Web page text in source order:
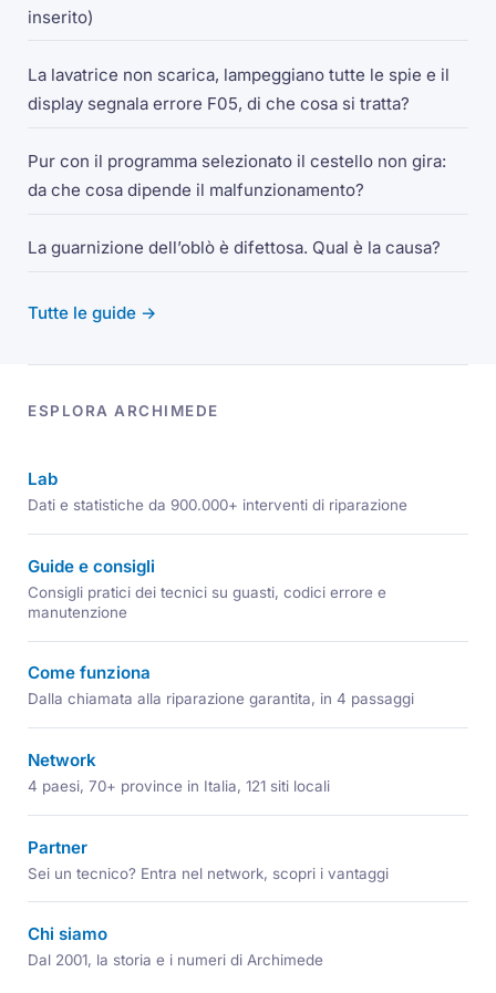
inserito)
La lavatrice non scarica, lampeggiano tutte le spie e il
display segnala errore F05, di che cosa si tratta?
Pur con il programma selezionato il cestello non gira:
da che cosa dipende il malfunzionamento?
La guarnizione dell’oblò è difettosa. Qual è la causa?
Tutte le guide →
ESPLORA ARCHIMEDE
Lab
Dati e statistiche da 900.000+ interventi di riparazione
Guide e consigli
Consigli pratici dei tecnici su guasti, codici errore e
manutenzione
Come funziona
Dalla chiamata alla riparazione garantita, in 4 passaggi
Network
4 paesi, 70+ province in Italia, 121 siti locali
Partner
Sei un tecnico? Entra nel network, scopri i vantaggi
Chi siamo
Dal 2001, la storia e i numeri di Archimede